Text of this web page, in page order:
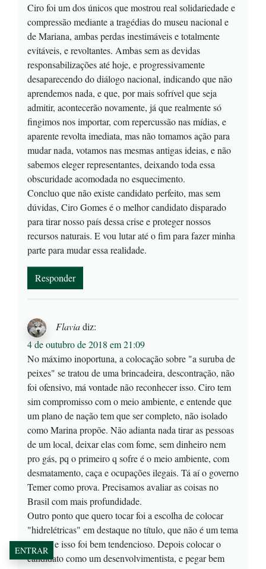
Ciro foi um dos únicos que mostrou real solidariedade e
compressão mediante a tragédias do museu nacional e
de Mariana, ambas perdas inestimáveis e totalmente
evitáveis, e revoltantes. Ambas sem as devidas
responsabilizações até hoje, e progressivamente
desaparecendo do diálogo nacional, indicando que não
aprendemos nada, e que, por mais sofrível que seja
admitir, acontecerão novamente, já que realmente só
fingimos nos importar, com repercussão nas mídias, e
aparente revolta imediata, mas não tomamos ação para
mudar nada, votamos nas mesmas antigas ideias, e não
sabemos eleger representantes, deixando toda essa
obscuridade acomodada no esquecimento.
Concluo que não existe candidato perfeito, mas sem
dúvidas, Ciro Gomes é o melhor candidato disparado
para tirar nosso país dessa crise e proteger nossos
recursos naturais. E vou lutar até o fim para fazer minha
parte para mudar essa realidade.
Responder
Flaviadiz:
4 de outubro de 2018 em 21:09
No máximo inoportuna, a colocação sobre "a suruba de
peixes" se tratou de uma brincadeira, descontração, não
foi ofensivo, má vontade não reconhecer isso. Ciro tem
sim compromisso com o meio ambiente, e entende que
um plano de nação tem que ser completo, não isolado
como Marina propõe. Não adianta nada tirar as pessoas
de um local, deixar elas com fome, sem dinheiro nem
pro gás, pq o primeiro q sofre é o meio ambiente, com
desmatamento, caça e ocupações ilegais. Tá aí o governo
Temer como prova. Precisamos avaliar as coisas no
Brasil com mais profundidade.
Outro ponto que quero tocar foi a escolha de colocar
"hidrelétricas" em destaque no título, que não é um tema
"pop", e isso foi bem tendencioso. Depois colocar o
candidato como um desenvolvimentista, e pegar bem
ENTRAR